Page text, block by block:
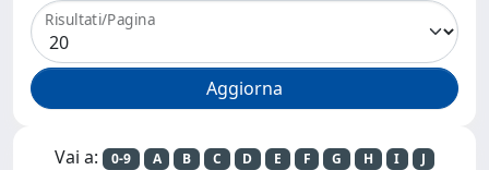
Risultati/Pagina
Vai a: 0-9 A B C D E F G H I
J